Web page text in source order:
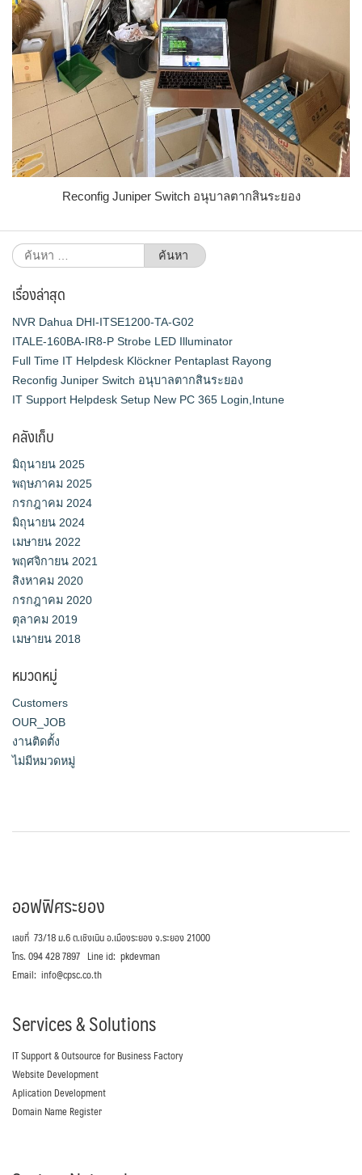
Reconfig Juniper Switch อนุบาลตากสินระยอง
ค้นหา
สำหรับ:
เรื่องล่าสุด
NVR Dahua DHI-ITSE1200-TA-G02
ITALE-160BA-IR8-P Strobe LED Illuminator
Full Time IT Helpdesk Klöckner Pentaplast Rayong
Reconfig Juniper Switch อนุบาลตากสินระยอง
IT Support Helpdesk Setup New PC 365 Login,Intune
คลังเก็บ
มิถุนายน 2025
พฤษภาคม 2025
กรกฎาคม 2024
มิถุนายน 2024
เมษายน 2022
พฤศจิกายน 2021
สิงหาคม 2020
กรกฎาคม 2020
ตุลาคม 2019
เมษายน 2018
หมวดหมู่
Customers
OUR_JOB
งานติดตั้ง
ไม่มีหมวดหมู่
ออฟฟิศระยอง
เลขที่ 73/18 ม.6 ต.เชิงเนิน อ.เมืองระยอง จ.ระยอง 21000
โทร. 094 428 7897 Line id: pkdevman
Email: info@cpsc.co.th
Services & Solutions
IT Support & Outsource for Business Factory
Website Development
Aplication Development
Domain Name Register